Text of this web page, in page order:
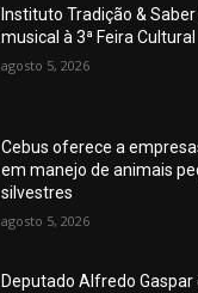
Instituto Tradição &
musical à 3ª Feira Cultural
agosto 5, 2026
Cebus oferece a
em manejo de animais
silvestres
agosto 5, 2026
Deputado Alfredo Gaspar